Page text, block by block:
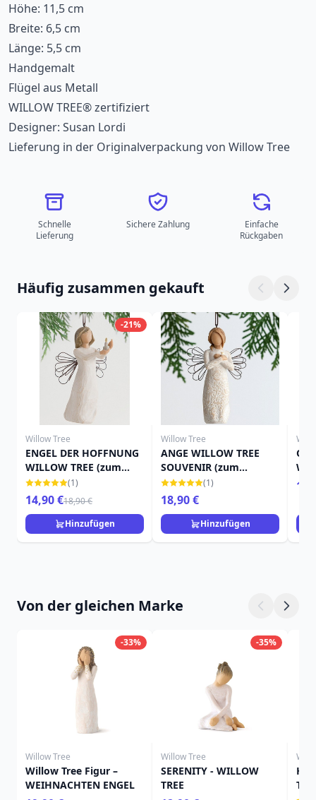
Höhe: 11,5 cm
Breite: 6,5 cm
Länge: 5,5 cm
Handgemalt
Flügel aus Metall
WILLOW TREE® zertifiziert
Designer: Susan Lordi
Lieferung in der Originalverpackung von Willow Tree
Schnelle
Lieferung
Sichere Zahlung
Einfache
Rückgaben
Häufig zusammen gekauft
-21%
Willow Tree
ENGEL DER HOFFNUNG
WILLOW TREE (zum
Aufhängen)
(1)
14,90 €18,90 €
Hinzufügen
Willow Tree
ANGE WILLOW TREE
SOUVENIR (zum
Aufhängen)
(1)
18,90 €
Hinzufügen
Von der gleichen Marke
-33%
Willow Tree
Willow Tree Figur –
WEIHNACHTEN ENGEL
-35%
Willow Tree
SERENITY - WILLOW
TREE